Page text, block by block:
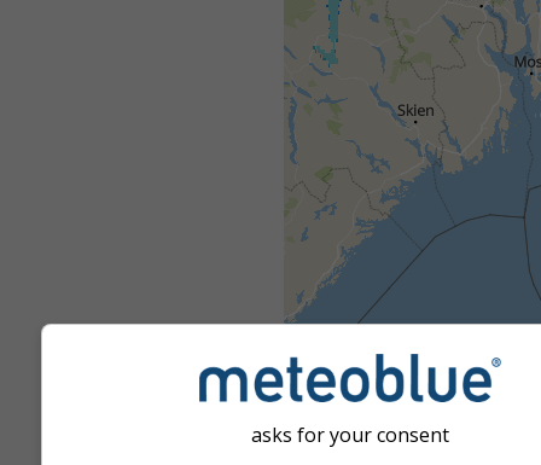
asks for your consent